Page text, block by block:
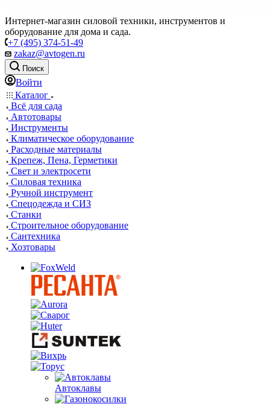
Интернет-магазин силовой техники, инструментов и
оборудование для дома и сада.
+7 (495) 374-51-49
zakaz@avtogen.ru
Поиск
Войти
Каталог
Всё для сада
Автотовары
Инструменты
Климатическое оборудование
Расходные материалы
Крепеж, Пена, Герметики
Свет и электросети
Силовая техника
Ручной инструмент
Спецодежда и СИЗ
Станки
Строительное оборудование
Сантехника
Хозтовары
Автоклавы